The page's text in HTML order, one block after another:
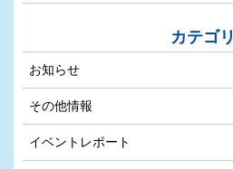
カテゴリ
お知らせ
その他情報
イベントレポート